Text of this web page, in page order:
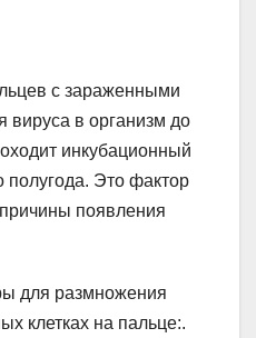
с зараженными
вируса в организм до
инкубационный
полугода. Это фактор
появления
для размножения
клетках на пальце:.